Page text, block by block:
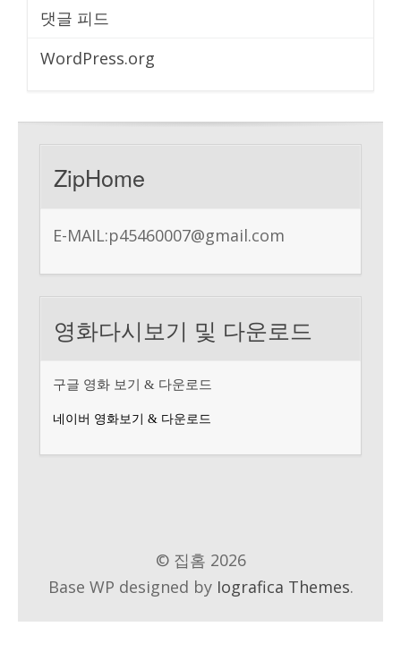
댓글 피드
WordPress.org
ZipHome
E-MAIL:p45460007@gmail.com
영화다시보기 및 다운로드
구글 영화 보기 & 다운로드
네이버 영화보기 & 다운로드
© 집홈 2026
Base WP designed by Iografica Themes.